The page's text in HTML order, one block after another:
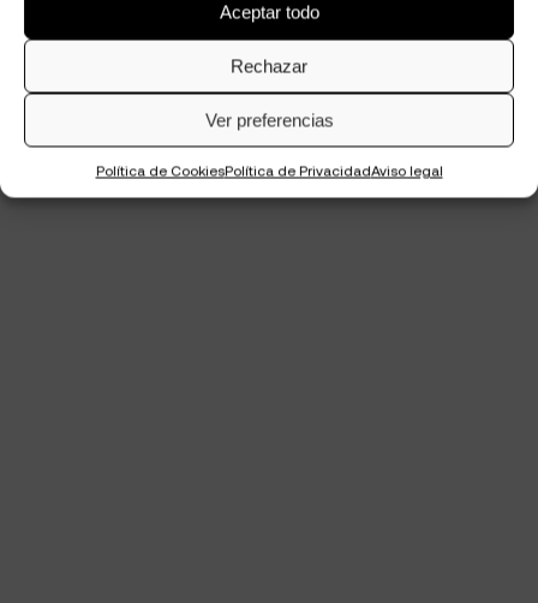
Aceptar todo
Rechazar
Ver preferencias
Política de CookiesPolítica de PrivacidadAviso legal